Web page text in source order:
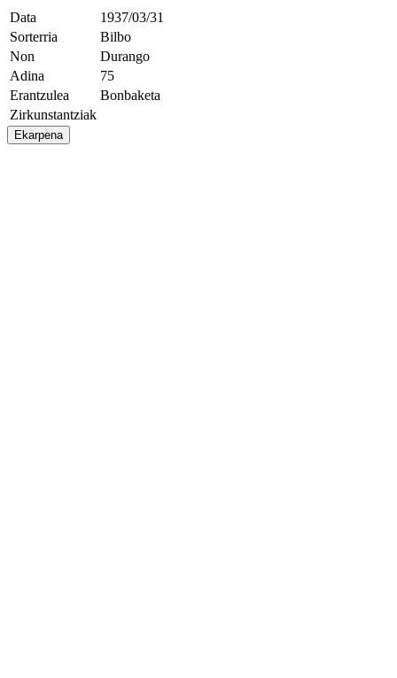
Data
1937/03/31
Sorterria
Bilbo
Non
Durango
Adina
75
Erantzulea
Bonbaketa
Zirkunstantziak